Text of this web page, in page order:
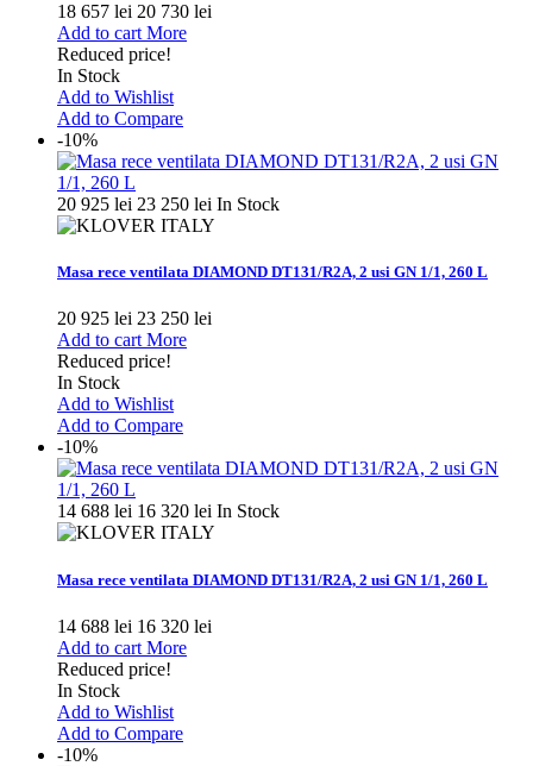
18 657 lei 20 730 lei
Add to cart More
Reduced price!
In Stock
Add to Wishlist
Add to Compare
-10%
20 925 lei 23 250 lei In Stock
Masa rece ventilata DIAMOND DT131/R2A, 2 usi GN 1/1, 260 L
20 925 lei 23 250 lei
Add to cart More
Reduced price!
In Stock
Add to Wishlist
Add to Compare
-10%
14 688 lei 16 320 lei In Stock
Masa rece ventilata DIAMOND DT131/R2A, 2 usi GN 1/1, 260 L
14 688 lei 16 320 lei
Add to cart More
Reduced price!
In Stock
Add to Wishlist
Add to Compare
-10%